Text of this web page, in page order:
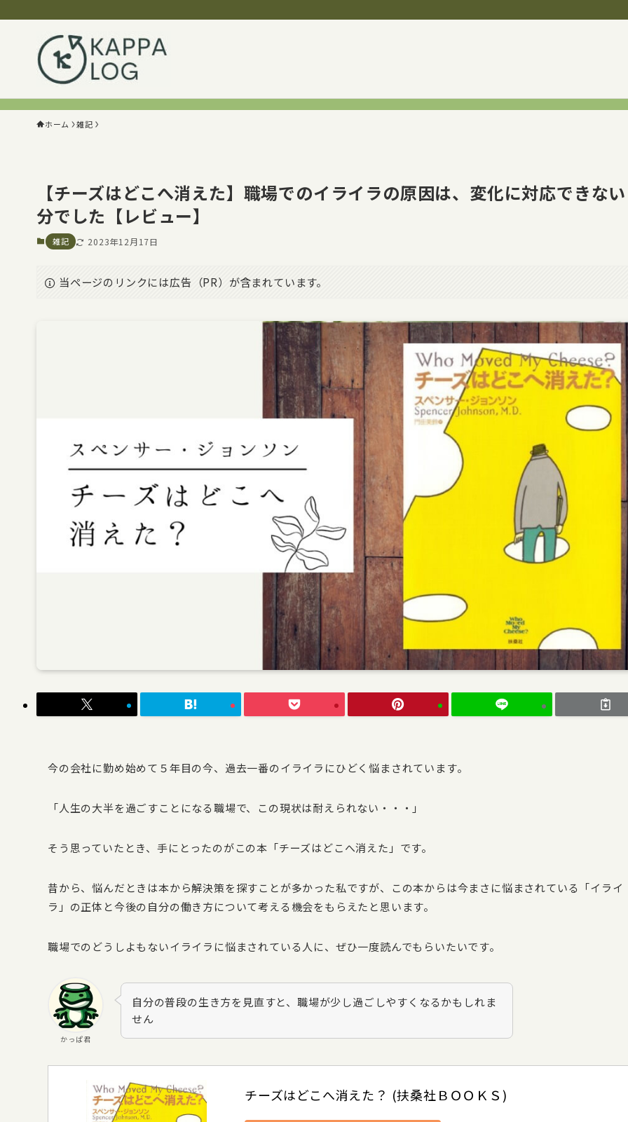
ホーム 雑記
【チーズはどこへ消えた】職場でのイライラの原因は、変化に対応できな
分でした【レビュー】
雑記 2023年12月17日
当ページのリンクには広告（PR）が含まれています。
今の会社に勤め始めて５年目の今、過去一番のイライラにひどく悩まされています。
「人生の大半を過ごすことになる職場で、この現状は耐えられない・・・」
そう思っていたとき、手にとったのがこの本「チーズはどこへ消えた」です。
昔から、悩んだときは本から解決策を探すことが多かった私ですが、この本からは今まさに悩まされている「イライ
ラ」の正体と今後の自分の働き方について考える機会をもらえたと思います。
職場でのどうしよもないイライラに悩まされている人に、ぜひ一度読んでもらいたいです。
かっぱ君
自分の普段の生き方を見直すと、職場が少し過ごしやすくなるかもしれま
せん
チーズはどこへ消えた？ (扶桑社ＢＯＯＫＳ)